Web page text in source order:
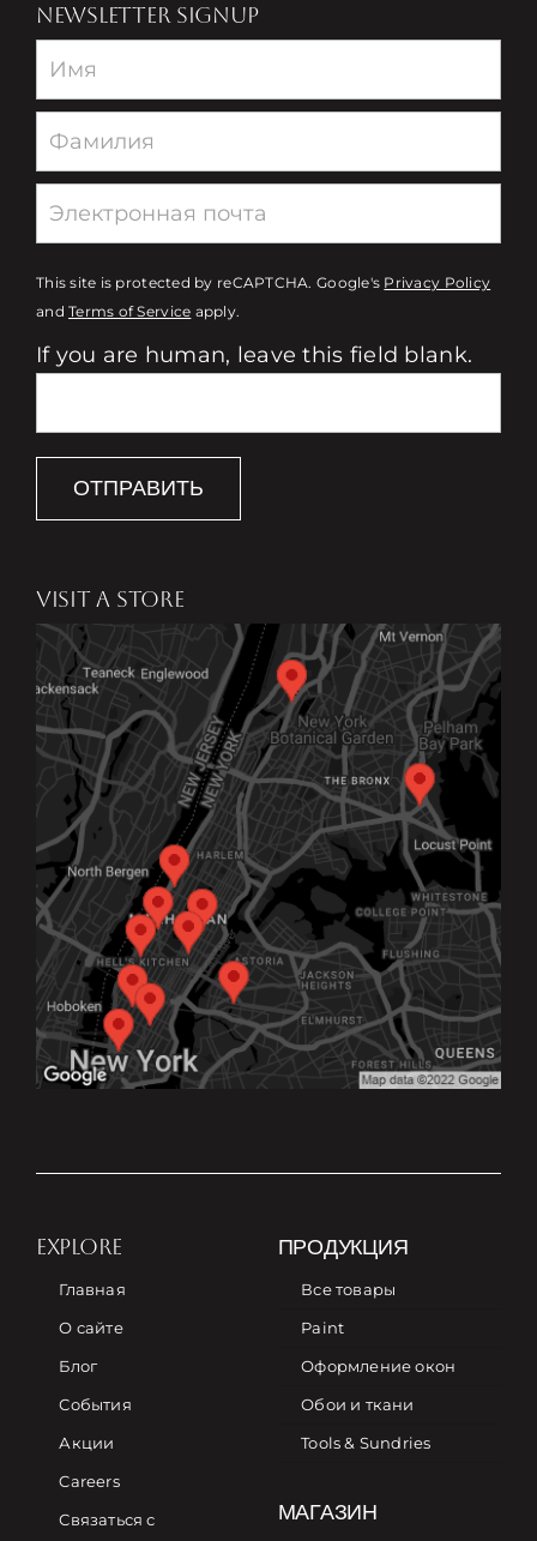
NEWSLETTER SIGNUP
Newsletter
This site is protected by reCAPTCHA. Google's Privacy Policy
andTerms of Service apply.
If you are human, leave this field blank.
ОТПРАВИТЬ
VISIT A STORE
EXPLORE
Главная
О сайте
Блог
События
Акции
Careers
Связаться с
ПРОДУКЦИЯ
Все товары
Paint
Оформление окон
Обои и ткани
Tools & Sundries
МАГАЗИН